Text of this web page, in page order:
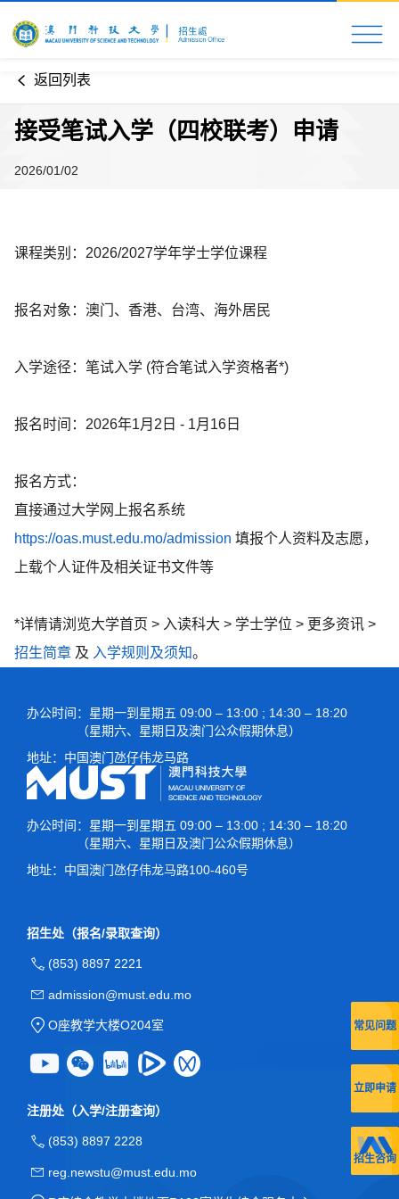
首页 科大速览 入学申请 更多资
返回列表
接受笔试入学（四校联考）申请
2026/01/02
课程类别：2026/2027学年学士学位课程
报名对象：澳门、香港、台湾、海外居民
入学途径：笔试入学 (符合笔试入学资格者*)
报名时间：2026年1月2日 - 1月16日
报名方式：
直接通过大学网上报名系统
https://oas.must.edu.mo/admission 填报个人资料及志愿，
上载个人证件及相关证书文件等
*详情请浏览大学首页 > 入读科大 > 学士学位 > 更多资讯 >
招生简章 及 入学规则及须知。
常见问题
立即申请
招生咨询
办公时间：星期一到星期五 09:00 – 13:00 ; 14:30 – 18:20
（星期六、星期日及澳门公众假期休息）
地址： 中国澳门氹仔伟龙马路
办公时间：星期一到星期五 09:00 – 13:00 ; 14:30 – 18:20
（星期六、星期日及澳门公众假期休息）
地址： 中国澳门氹仔伟龙马路100-460号
招生处（报名/录取查询）
(853) 8897 2221
admission@must.edu.mo
O座教学大楼O204室
注册处（入学/注册查询）
(853) 8897 2228
reg.newstu@must.edu.mo